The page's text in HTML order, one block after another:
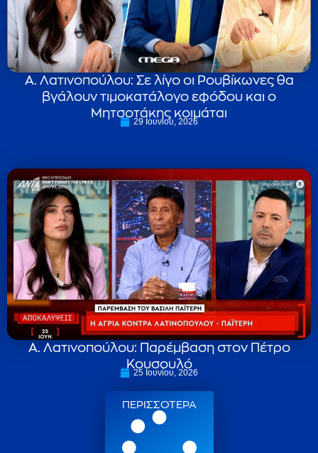
Α. Λατινοπούλου: Σε λίγο οι Ρουβίκωνες θα
βγάλουν τιμοκατάλογο εφόδου και ο
Μητσοτάκης κοιμάται
29 Ιουνίου, 2026
Α. Λατινοπούλου: Παρέμβαση στον Πέτρο
Κουσουλό
25 Ιουνίου, 2026
ΠΕΡΙΣΣΟΤΕΡΑ